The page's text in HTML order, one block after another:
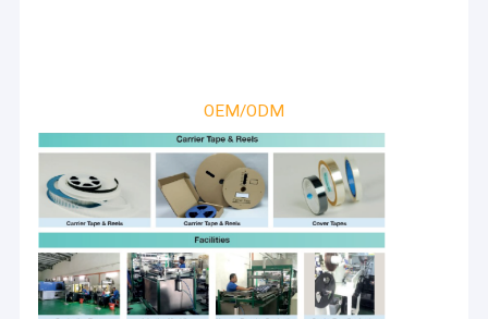
OEM/ODM